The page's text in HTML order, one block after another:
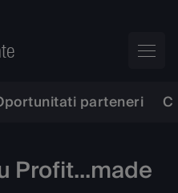
parteneri
Profit...made